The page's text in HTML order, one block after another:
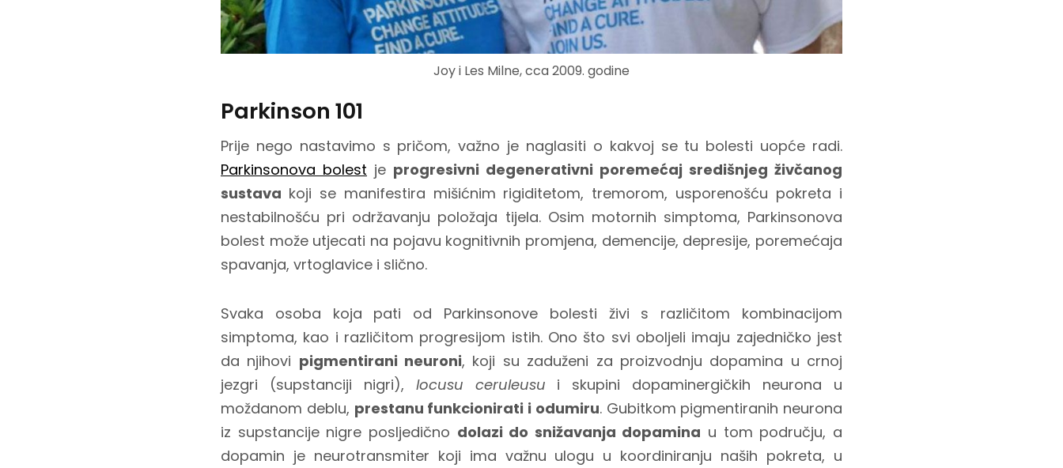
Joy i Les Milne, cca 2009. godine
Parkinson 101
Prije nego nastavimo s pričom, važno je naglasiti o kakvoj se tu bolesti uopće radi.
Parkinsonova bolest je progresivni degenerativni poremećaj središnjeg živčanog
sustava koji se manifestira mišićnim rigiditetom, tremorom, usporenošću pokreta i
nestabilnošću pri održavanju položaja tijela. Osim motornih simptoma, Parkinsonova
bolest može utjecati na pojavu kognitivnih promjena, demencije, depresije, poremećaja
spavanja, vrtoglavice i slično.
Svaka osoba koja pati od Parkinsonove bolesti živi s različitom kombinacijom
simptoma, kao i različitom progresijom istih. Ono što svi oboljeli imaju zajedničko jest
da njihovi pigmentirani neuroni, koji su zaduženi za proizvodnju dopamina u crnoj
jezgri (supstanciji nigri), locusu ceruleusu i skupini dopaminergičkih neurona u
moždanom deblu, prestanu funkcionirati i odumiru. Gubitkom pigmentiranih neurona
iz supstancije nigre posljedično dolazi do snižavanja dopamina u tom području, a
dopamin je neurotransmiter koji ima važnu ulogu u koordiniranju naših pokreta, u